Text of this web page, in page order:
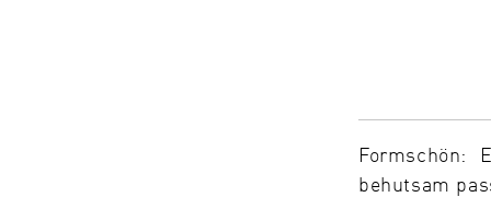
Formschön:
behutsam